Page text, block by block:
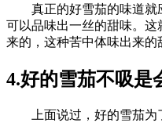
真正的好雪茄的味道就
可以品味出一丝的甜味。
来的，这种苦中体味出来的
4.好的雪茄不吸是
上面说过，好的雪茄